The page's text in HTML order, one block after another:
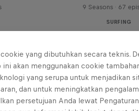
9 Seasons · 67
SURFING
yang dibutuhkan secara teknis.
akan menggunakan cookie
yang serupa untuk menjadikan
dan untuk meningkatkan
persetujuan Anda lewat